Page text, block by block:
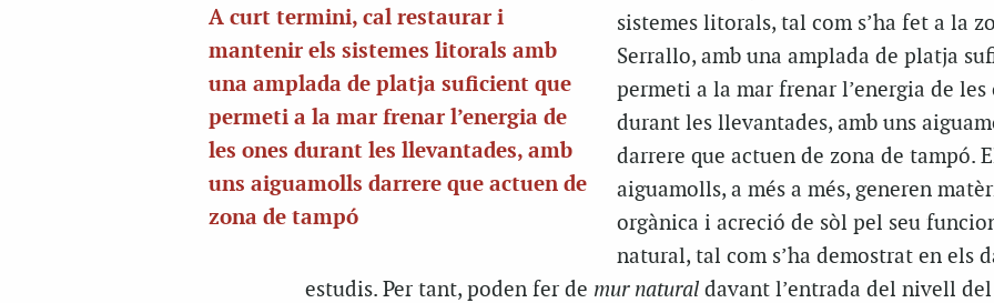
A curt termini, cal restaurar i
mantenir els sistemes litorals amb
una amplada de platja suficient que
permeti a la mar frenar l’energia de
les ones durant les llevantades, amb
uns aiguamolls darrere que actuen de
zona de tampó
sistemes litorals, tal com s’ha fet a la
Serrallo, amb una amplada de platja
permeti a la mar frenar l’energia de les
durant les llevantades, amb uns
darrere que actuen de zona de tampó.
aiguamolls, a més a més, generen
orgànica i acreció de sòl pel seu
natural, tal com s’ha demostrat en els
estudis. Per tant, poden fer de mur naturaldavant l’entrada del nivell del